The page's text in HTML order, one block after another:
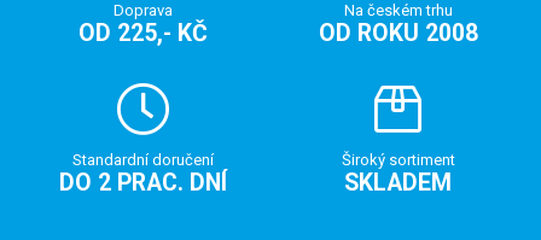
Doprava
OD 225,- KČ
Na českém trhu
OD ROKU 2008
Standardní doručení
DO 2 PRAC. DNÍ
Široký sortiment
SKLADEM